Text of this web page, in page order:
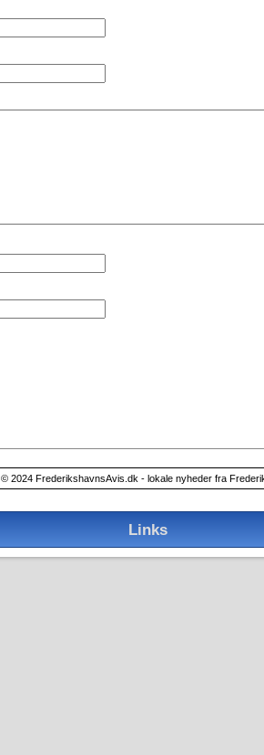
© 2024 FrederikshavnsAvis.dk - lokale nyheder fra
Links